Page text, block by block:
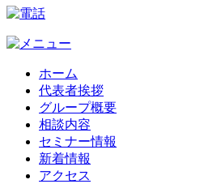
ホーム
代表者挨拶
グループ概要
相談内容
セミナー情報
新着情報
アクセス